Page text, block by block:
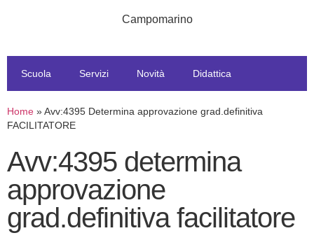
Campomarino
Scuola Servizi Novità Didattica
Home » Avv:4395 Determina approvazione grad.definitiva
FACILITATORE
avv:4395 determina
approvazione
grad.definitiva facilitatore